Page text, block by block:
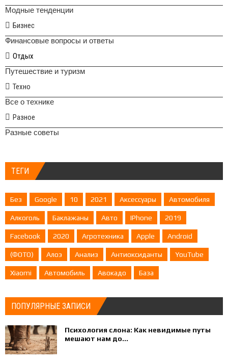
Модные тенденции
Бизнес
Финансовые вопросы и ответы
Отдых
Путешествие и туризм
Техно
Все о технике
Разное
Разные советы
ТЕГИ
Без Google 10 2021 Аксессуары Автомобиля
Алкоголь Баклажаны Авто IPhone 2019
Facebook 2020 Агротехника Apple Android
(ФОТО) Алоэ Анализ Антиоксиданты YouTube
Xiaomi Автомобиль Авокадо База
ПОПУЛЯРНЫЕ ЗАПИСИ
Психология слона: Как невидимые путы
мешают нам до...